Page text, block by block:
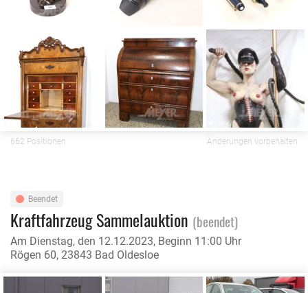
662 Positionen Änderungen vorbehalten
Kraftfahrzeug Sammelauktion (beendet)
Am Dienstag, den 12.12.2023, Beginn 11:00 Uhr
Rögen 60, 23843 Bad Oldesloe
Beendet